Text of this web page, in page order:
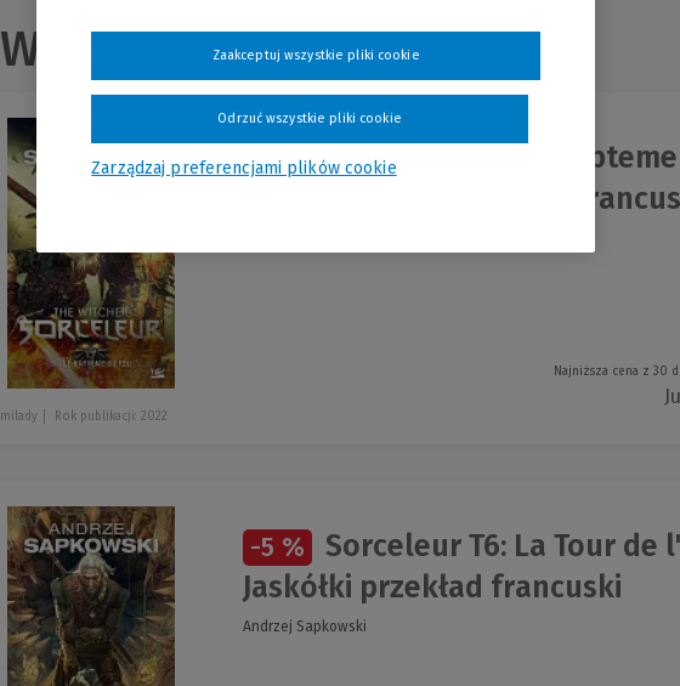
Wszystkie produkty
-5 % Sorceleur T5: Le
Chrzest Ognia przekład
Najniższa cena z 30
milady Rok publikacji: 2022
-5 %
Sorceleur T6: La Tour de
Jaskółki przekład francuski
Andrzej Sapkowski
Zarządzaj preferencjami plików cookie
Odrzuć wszystkie pliki cookie
Zaakceptuj wszystkie pliki cookie